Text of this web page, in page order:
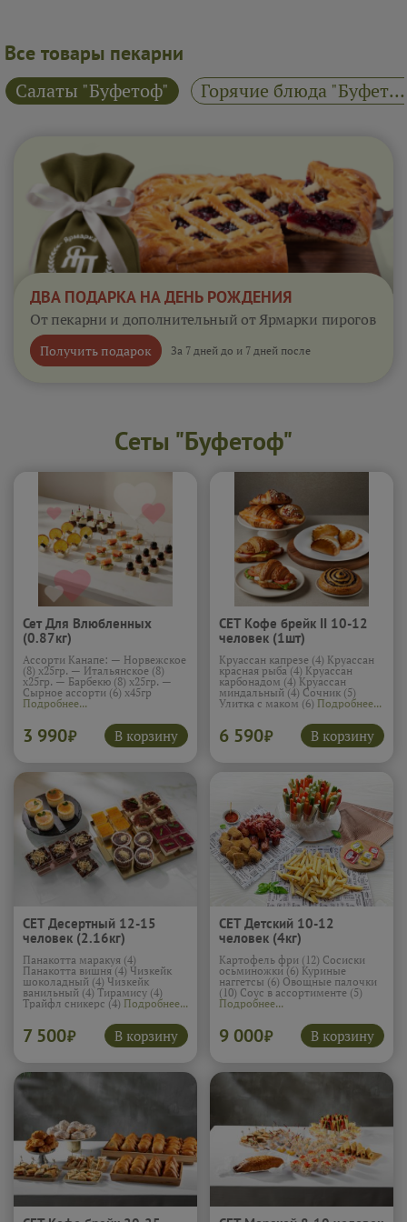
Все товары пекарни
Салаты "Буфетоф" Горячие блюда "Буфетоф"
ДВА ПОДАРКА НА ДЕНЬ РОЖДЕНИЯ
От пекарни и дополнительный от Ярмарки пирогов
Получить подарок За 7 дней до и 7 дней после
Сеты "Буфетоф"
Сет Для Влюбленных
(0.87кг)
Ассорти Канапе: — Норвежское
(8) х25гр. — Итальянское (8)
х25гр. — Барбекю (8) х25гр. —
Сырное ассорти (6) х45гр
Подробнее...
3 990₽ В корзину
СЕТ Кофе брейк II 10-12
человек (1шт)
Круассан капрезе (4) Круассан
красная рыба (4) Круассан
карбонадом (4) Круассан
миндальный (4) Сочник (5)
Улитка с маком (6) Подробнее...
6 590₽ В корзину
СЕТ Десертный 12-15
человек (2.16кг)
Панакотта маракуя (4)
Панакотта вишня (4) Чизкейк
шоколадный (4) Чизкейк
ванильный (4) Тирамису (4)
Трайфл сникерс (4) Подробнее...
7 500₽ В корзину
СЕТ Детский 10-12
человек (4кг)
Картофель фри (12) Сосиски
осьминожки (6) Куриные
наггетсы (6) Овощные палочки
(10) Соус в ассортименте (5)
Подробнее...
9 000₽ В корзину